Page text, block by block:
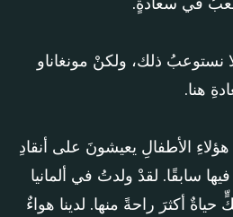
نستوعبُ ذلك، ولكنْ مونغاناو
هنا.
الأطفالِ يعيشونَ على أنقادِ
سابقًا. لقدْ ولدتُ في ألمانيا
أكثرَ راحةً منها. لدينا هواءٌ